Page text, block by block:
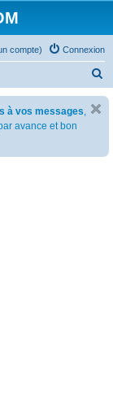
Connexion
compte)
e
à vos messages,
avance et bon